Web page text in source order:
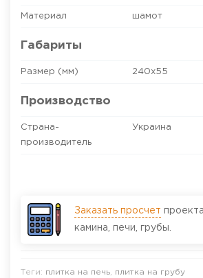
Материал шамот
Габариты
Размер (мм) 240х55
Производство
Страна-
производитель
Украина
Заказать просчет
камина, печи, грубы.
Теги: плитка на печь плитка на грубу